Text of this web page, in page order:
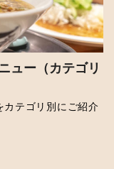
ュー（カテゴリ
カテゴリ別にご紹介